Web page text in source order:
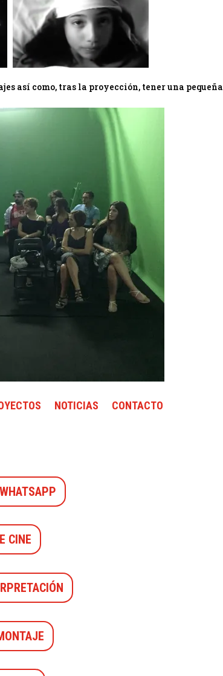
así como, tras la proyección, tener una pequeña
NOTICIAS CONTACTO
CINE